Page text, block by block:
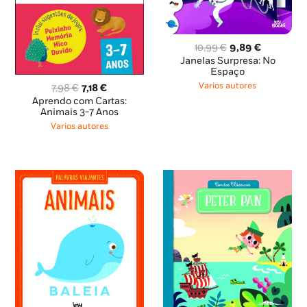
7,98€ O
preço
original
era:
7,18€O
preço
atual
é:
Aprendo com Cartas:
Animais 3-7 Anos
Varios autores
10,99€ O
preço
original
era:
9,89 €O
preço
Janelas Surpresa: No
Espaço
Varios autores